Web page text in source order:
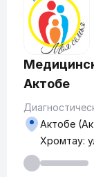
Актобе
Актобе
Хромтау: